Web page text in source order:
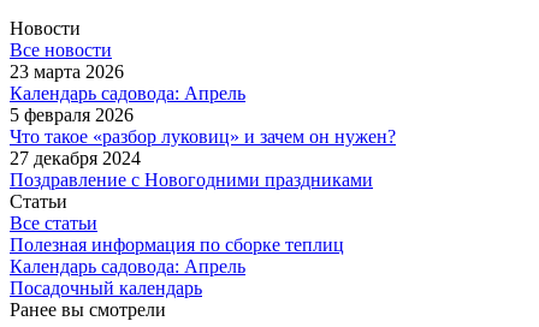
Новости
Все новости
23 марта 2026
Календарь садовода: Апрель
5 февраля 2026
Что такое «разбор луковиц» и зачем он нужен?
27 декабря 2024
Поздравление с Новогодними праздниками
Статьи
Все статьи
Полезная информация по сборке теплиц
Календарь садовода: Апрель
Посадочный календарь
Ранее вы смотрели